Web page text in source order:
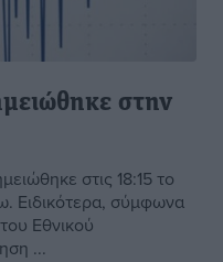
στην
στις 18:15 το
Ειδικότερα, σύμφωνα
Εθνικού
...